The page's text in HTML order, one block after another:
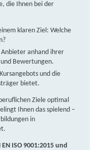
Bahnhofsallee 38,
31134 Hildesheim
10, 31134
die Ihnen bei der
klaren Ziel: Welche
Anbieter anhand ihrer
Bewertungen.
und die
bietet.
Ziele optimal
Ihnen das spielend –
in
EN ISO 9001:2015 und